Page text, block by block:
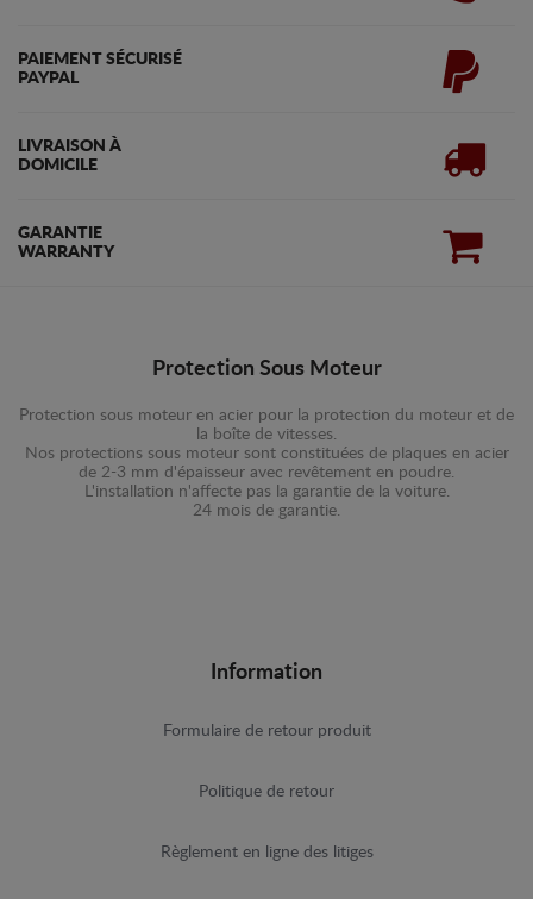
PAIEMENT SÉCURISÉ
PAYPAL
LIVRAISON À
DOMICILE
GARANTIE
WARRANTY
Protection Sous Moteur
Protection sous moteur en acier pour la protection du moteur et de
la boîte de vitesses.
Nos protections sous moteur sont constituées de plaques en acier
de 2-3 mm d'épaisseur avec revêtement en poudre.
L'installation n'affecte pas la garantie de la voiture.
24 mois de garantie.
Information
Formulaire de retour produit
Politique de retour
Règlement en ligne des litiges